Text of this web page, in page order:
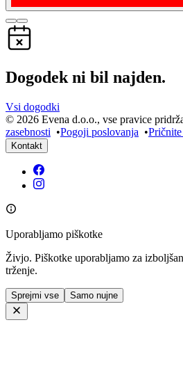
Dogodek ni bil najden.
Vsi dogodki
© 2026 Evena d.o.o., vse pravice
zasebnosti •Pogoji poslovanja •
Kontakt
Uporabljamo piškotke
Živjo. Piškotke uporabljamo za
trženje.
Sprejmi vse Samo nujne